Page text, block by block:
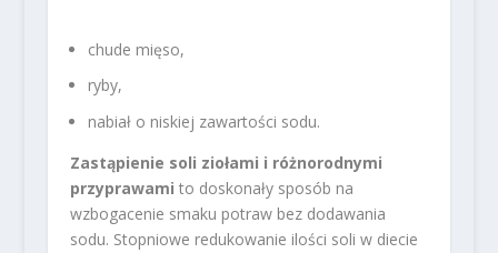
chude mięso,
ryby,
nabiał o niskiej zawartości sodu.
Zastąpienie soli ziołami i różnorodnymi
przyprawami to doskonały sposób na
wzbogacenie smaku potraw bez dodawania
sodu. Stopniowe redukowanie ilości soli w diecie